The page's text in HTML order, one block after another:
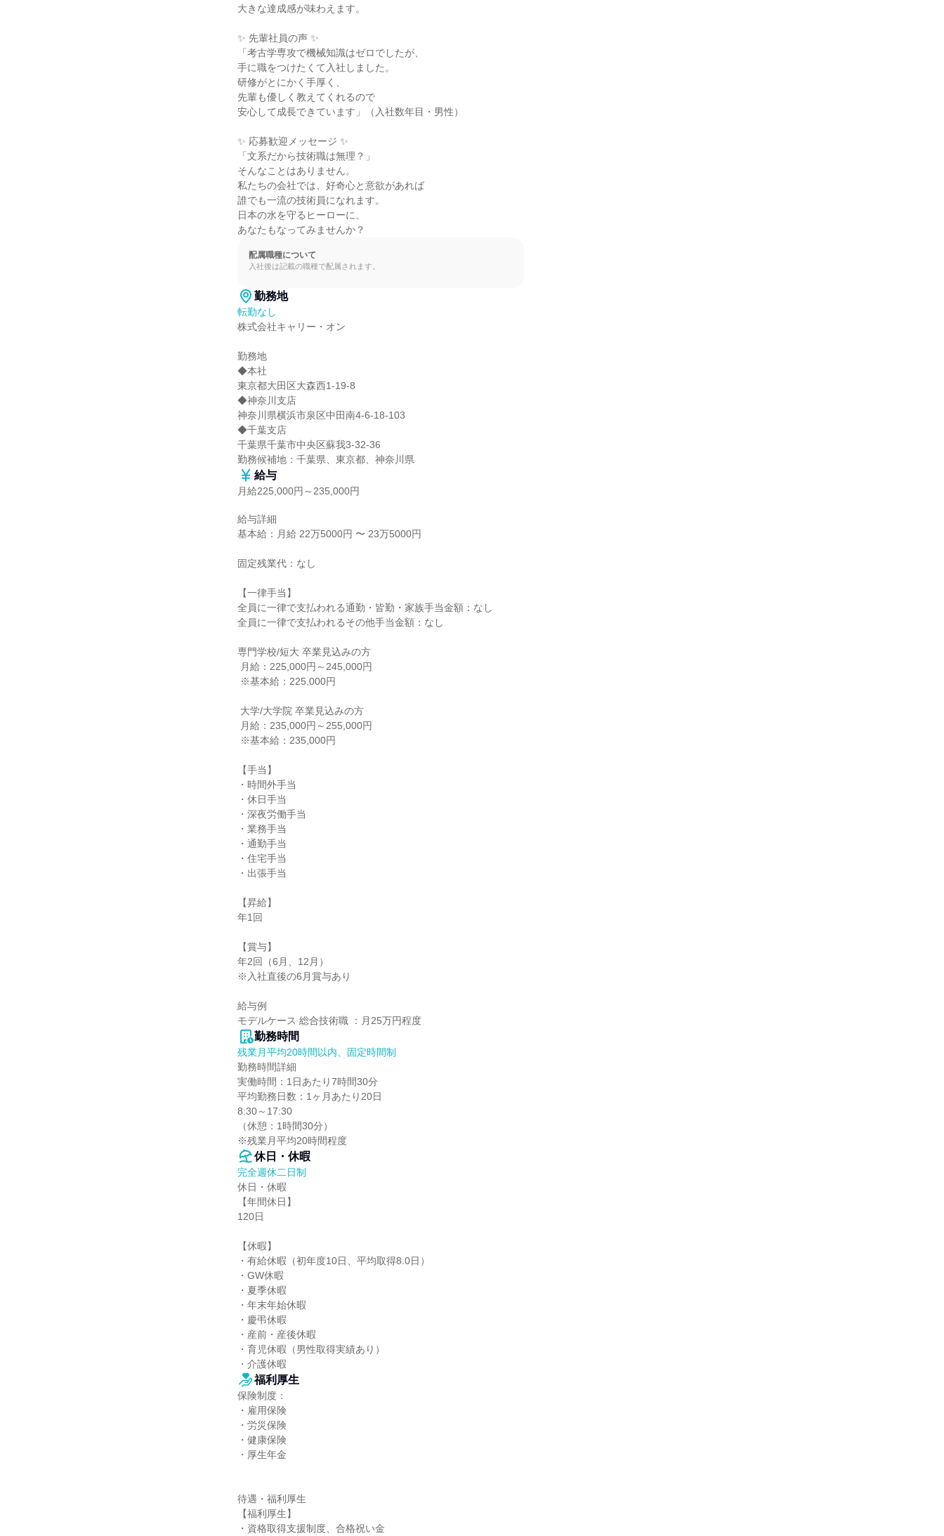
大きな達成感が味わえます。
✨ 先輩社員の声 ✨
「考古学専攻で機械知識はゼロでしたが、
手に職をつけたくて入社しました。
研修がとにかく手厚く、
先輩も優しく教えてくれるので
安心して成長できています」（入社数年目・男性）
✨ 応募歓迎メッセージ ✨
「文系だから技術職は無理？」
そんなことはありません。
私たちの会社では、好奇心と意欲があれば
誰でも一流の技術員になれます。
日本の水を守るヒーローに、
あなたもなってみませんか？
配属職種について
入社後は記載の職種で配属されます。
勤務地
転勤なし
株式会社キャリー・オン
勤務地
◆本社
東京都大田区大森西1-19-8
◆神奈川支店
神奈川県横浜市泉区中田南4-6-18-103
◆千葉支店
千葉県千葉市中央区蘇我3-32-36
勤務候補地：千葉県、東京都、神奈川県
給与
月給225,000円～235,000円
給与詳細
基本給：月給 22万5000円 〜 23万5000円
固定残業代：なし
【一律手当】
全員に一律で支払われる通勤・皆勤・家族手当金額：なし
全員に一律で支払われるその他手当金額：なし
専門学校/短大 卒業見込みの方
【手当】
・時間外手当
・休日手当
・深夜労働手当
・業務手当
・通勤手当
・住宅手当
・出張手当
【昇給】
年1回
【賞与】
年2回（6月、12月）
※入社直後の6月賞与あり
給与例
モデルケース 総合技術職 ：月25万円程度
勤務時間
残業月平均20時間以内、固定時間制
勤務時間詳細
実働時間：1日あたり7時間30分
平均勤務日数：1ヶ月あたり20日
8:30～17:30
（休憩：1時間30分）
※残業月平均20時間程度
休日・休暇
完全週休二日制
休日・休暇
【年間休日】
120日
【休暇】
・有給休暇（初年度10日、平均取得8.0日）
・GW休暇
・夏季休暇
・年末年始休暇
・慶弔休暇
・産前・産後休暇
・育児休暇（男性取得実績あり）
・介護休暇
福利厚生
保険制度：
・雇用保険
・労災保険
・健康保険
・厚生年金
待遇・福利厚生
【福利厚生】
・資格取得支援制度、合格祝い金